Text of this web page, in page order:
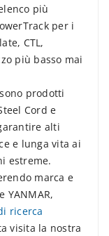
più
per i
CTL,
più basso mai
prodotti
Cord e
alti
e lunga vita ai
estreme.
marca e
YANMAR,
ricerca
visita la nostra